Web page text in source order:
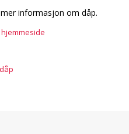
informasjon om dåp.